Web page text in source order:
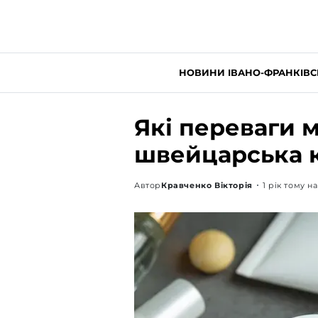
НОВИНИ ІВАНО-
Які переваги
швейцарська
Автор Кравченко Вікторія 1 рік тому